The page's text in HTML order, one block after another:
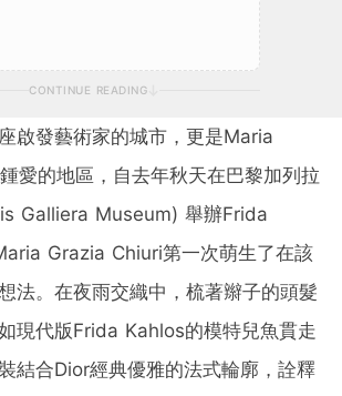
CONTINUE READING
啟發藝術家的城市，更是Maria
愛的地區，自去年秋天在巴黎加列拉
Galliera Museum) 舉辦Frida
Grazia Chiuri第一次萌生了在該
法。在夜雨交織中，梳著辮子的頭髮
現代版Frida Kahlos的模特兒魚貫走
結合Dior經典優雅的法式輪廓，詮釋